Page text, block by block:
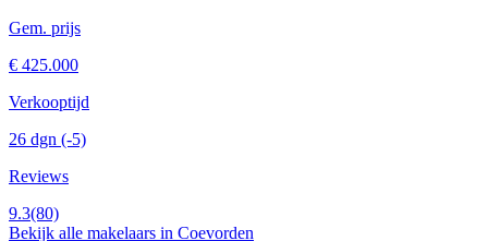
Gem. prijs
€ 425.000
Verkooptijd
26 dgn (-5)
Reviews
9.3(80)
Bekijk alle makelaars in Coevorden